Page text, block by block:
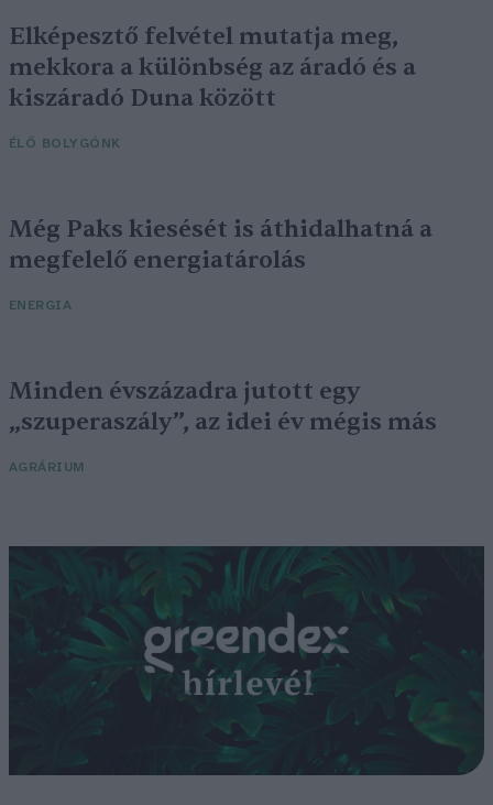
Elképesztő felvétel mutatja meg,
mekkora a különbség az áradó és a
kiszáradó Duna között
ÉLŐ BOLYGÓNK
Még Paks kiesését is áthidalhatná a
megfelelő energiatárolás
ENERGIA
Minden évszázadra jutott egy
„szuperaszály”, az idei év mégis más
AGRÁRIUM